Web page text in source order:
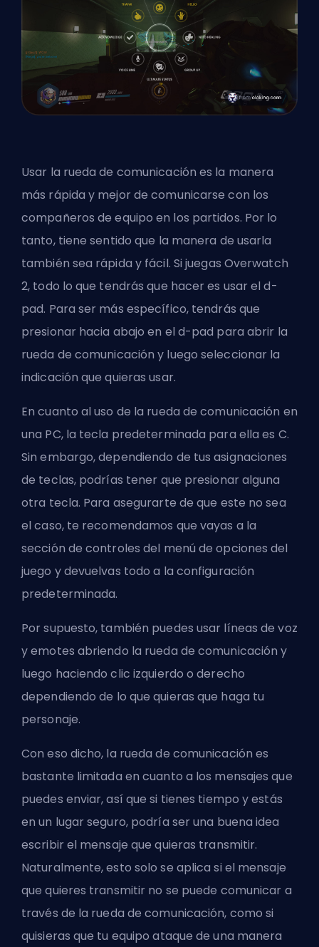
Usar la rueda de comunicación es la manera
más rápida y mejor de comunicarse con los
compañeros de equipo en los partidos. Por lo
tanto, tiene sentido que la manera de usarla
también sea rápida y fácil. Si juegas Overwatch
2, todo lo que tendrás que hacer es usar el d-
pad. Para ser más específico, tendrás que
presionar hacia abajo en el d-pad para abrir la
rueda de comunicación y luego seleccionar la
indicación que quieras usar.
En cuanto al uso de la rueda de comunicación en
una PC, la tecla predeterminada para ella es C.
Sin embargo, dependiendo de tus asignaciones
de teclas, podrías tener que presionar alguna
otra tecla. Para asegurarte de que este no sea
el caso, te recomendamos que vayas a la
sección de controles del menú de opciones del
juego y devuelvas todo a la configuración
predeterminada.
Por supuesto, también puedes usar líneas de voz
y emotes abriendo la rueda de comunicación y
luego haciendo clic izquierdo o derecho
dependiendo de lo que quieras que haga tu
personaje.
Con eso dicho, la rueda de comunicación es
bastante limitada en cuanto a los mensajes que
puedes enviar, así que si tienes tiempo y estás
en un lugar seguro, podría ser una buena idea
escribir el mensaje que quieras transmitir.
Naturalmente, esto solo se aplica si el mensaje
que quieres transmitir no se puede comunicar a
través de la rueda de comunicación, como si
quisieras que tu equipo ataque de una manera